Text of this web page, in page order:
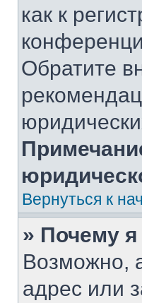
как к
Обратите
Вернуться к
» Почему я
Возможно,
адрес или